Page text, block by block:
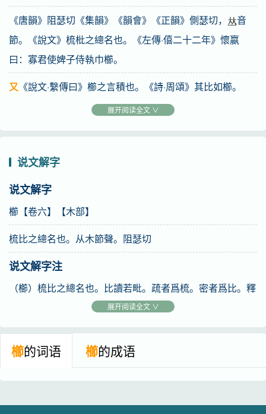
《唐韻》阻瑟切《集韻》《韻會》《正韻》側瑟切，
音
節。《說文》梳枇之總名也。《左傳·僖二十二年》懷嬴
曰：寡君使婢子侍執巾櫛。
又 《說文·繫傳曰》櫛之言積也。《詩·周頌》其比如櫛。
《疏》言積之比密也。
又剔除也。《韓愈·王適墓志》櫛垢爬痒，民獲蘇醒。
又《唐韻》阻四切。義同。《集韻》與楖同。
展开阅读全文 ∨
说文解字
说文解字
櫛【卷六】【木部】
梳比之總名也。从木節聲。阻瑟切
说文解字注
（櫛）梳比之總名也。比讀若毗。疏者爲梳。密者爲比。釋
名曰。梳言其齒疏也。數言比。比於梳其齒差數也。比言細
切。十二部。按考工記楖字、櫛之古文也。
展开阅读全文 ∨
櫛的词语 櫛的成语